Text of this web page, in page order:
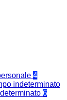
4
indeterminato
6